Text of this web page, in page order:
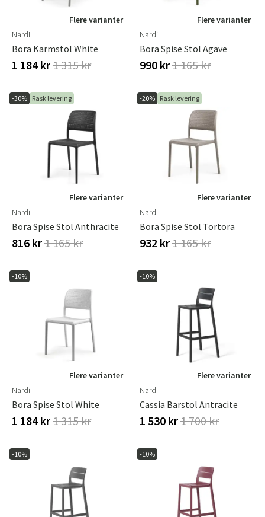
Flere varianter
Nardi
Bora Karmstol White
1 184 kr1 315 kr
Flere varianter
Nardi
Bora Spise Stol Agave
990 kr1 165 kr
-30% Rask levering
Flere varianter
Nardi
Bora Spise Stol Anthracite
816 kr1 165 kr
-20% Rask levering
Flere varianter
Nardi
Bora Spise Stol Tortora
932 kr1 165 kr
-10%
Flere varianter
Nardi
Bora Spise Stol White
1 184 kr1 315 kr
-10%
Flere varianter
Nardi
Cassia Barstol Antracite
1 530 kr1 700 kr
-10% -10%